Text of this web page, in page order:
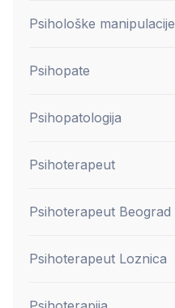
Psihološke manipulacije
Psihopate
Psihopatologija
Psihoterapeut
Psihoterapeut Beograd
Psihoterapeut Loznica